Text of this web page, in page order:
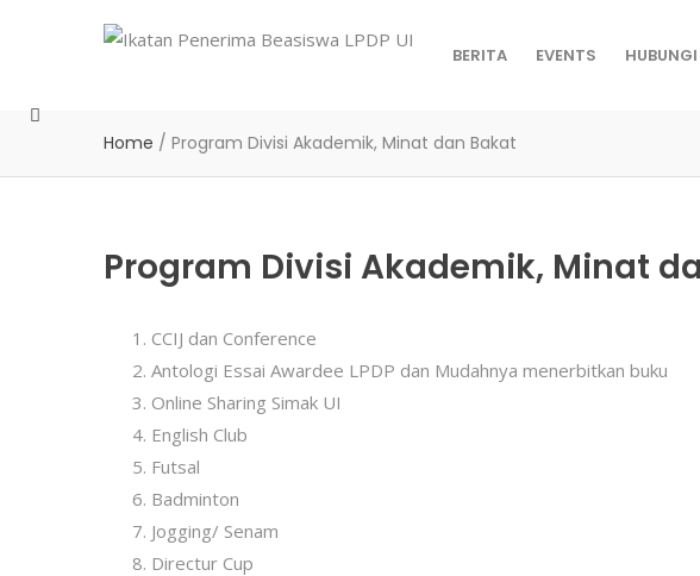
BERITA EVENTS
Home / Program Divisi Akademik, Minat dan Bakat
Program Divisi Akademik, Minat
CCIJ dan Conference
Antologi Essai Awardee LPDP dan Mudahnya menerbitkan buku
Online Sharing Simak UI
English Club
Futsal
Badminton
Jogging/ Senam
Directur Cup